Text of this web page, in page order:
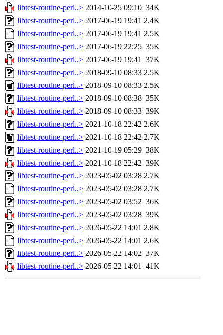
libtest-routine-perl..> 2014-10-25 09:10 34K
libtest-routine-perl..> 2017-06-19 19:41 2.4K
libtest-routine-perl..> 2017-06-19 19:41 2.5K
libtest-routine-perl..> 2017-06-19 22:25 35K
libtest-routine-perl..> 2017-06-19 19:41 37K
libtest-routine-perl..> 2018-09-10 08:33 2.5K
libtest-routine-perl..> 2018-09-10 08:33 2.5K
libtest-routine-perl..> 2018-09-10 08:38 35K
libtest-routine-perl..> 2018-09-10 08:33 39K
libtest-routine-perl..> 2021-10-18 22:42 2.6K
libtest-routine-perl..> 2021-10-18 22:42 2.7K
libtest-routine-perl..> 2021-10-19 05:29 38K
libtest-routine-perl..> 2021-10-18 22:42 39K
libtest-routine-perl..> 2023-05-02 03:28 2.7K
libtest-routine-perl..> 2023-05-02 03:28 2.7K
libtest-routine-perl..> 2023-05-02 03:52 36K
libtest-routine-perl..> 2023-05-02 03:28 39K
libtest-routine-perl..> 2026-05-22 14:01 2.8K
libtest-routine-perl..> 2026-05-22 14:01 2.6K
libtest-routine-perl..> 2026-05-22 14:02 37K
libtest-routine-perl..> 2026-05-22 14:01 41K